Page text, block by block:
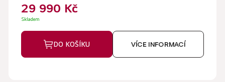
29 990 Kč
Skladem
DO KOŠÍKU VÍCE INFORMACÍ